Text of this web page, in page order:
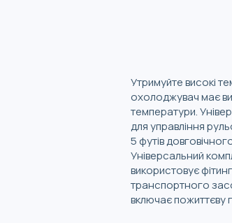
Утримуйте високі
охолоджувач має
температури.
для управління
5 футів
Універсальний
використовує
транспортного
включає пожиттєву